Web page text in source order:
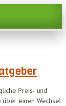
Preis- und
über einen Wechsel